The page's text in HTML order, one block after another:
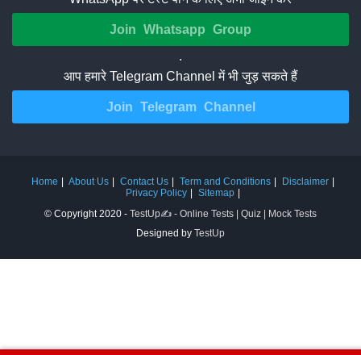
Join Whatsapp Group
.
आप हमारे Telegram Channel में भी जुड़ सकते हैं
Join Telegram Channel
Home About Us Contact Us Term and Conditions
Disclaimer
Privacy Policy
Sitemap
© Copyright 2020 - TestUp✍️ - Online Tests | Quiz | Mock Tests
Designed by TestUp